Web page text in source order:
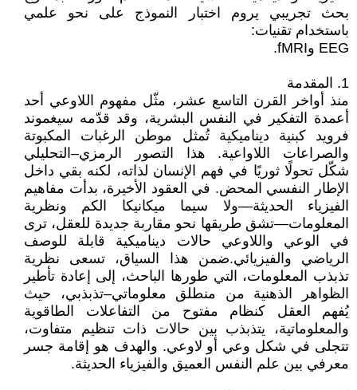
بحث تجريبي يروم اختبار النموذج على نحو علمي
باستخدام تقنيات:
EEG وfMRI.
1. المقدمة
‎ منذ أواخر القرن التاسع عشر، مثّل مفهوم اللاوعي أحد
أعمدة التفكير في النفس البشرية، وقد قدّمه سيغموند
فرويد كبنية ديناميكية تُمثل موطن الرغبات المكبوتة
والصراعات اللاواعية. هذا التصور الرمزي–التحليلي
شكّل تحولًا ثوريًا في فهم الإنسان لذاته، لكنه بقي داخل
الإطار النفسي المحض. في العقود الأخيرة، بدأت مفاهيم
الفيزياء الحديثة—ولا سيما ميكانيكا الكم ونظرية
المعلومات—تشق طريقها نحو مقاربة جديدة للعقل، ترى
في الوعي واللاوعي حالات ديناميكية قابلة للوصف
الرياضي والفيزيائي. ضمن هذا السياق، تسعى نظرية
تذبذب المعلومات، التي طورها الباحث، إلى إعادة تأطير
الظواهر الذهنية من منطلق معلوماتي–تذبذبي، حيث
يُفهم العقل كنظام مفتوح من التفاعلات الطاقوية
والمعلوماتية، يتذبذب بين حالات ذات تنظيم متفاوت،
تتجلى في شكل وعي أو لاوعي. والهدف هو إقامة جسر
معرفي بين علم النفس العميق والفيزياء الحديثة.